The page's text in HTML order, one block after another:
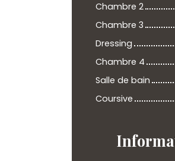
Chambre 2
Chambre 3
Dressing
Chambre 4
Salle de bain
Coursive